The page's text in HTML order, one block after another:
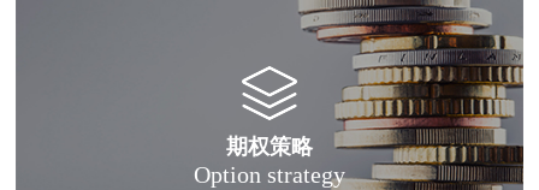
期权策略
Option strategy